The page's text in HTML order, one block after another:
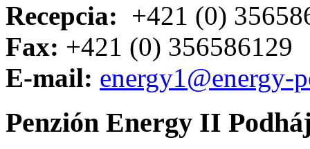
Recepcia: +421 (0)
Fax: +421 (0) 356586129
E-mail: energy1@energy-
Penzión Energy II